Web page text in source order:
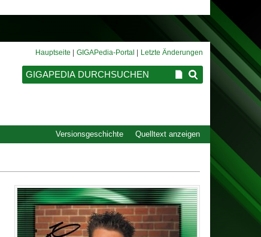
Quelltext anzeigen
Versionsgeschichte
Hauptseite GIGAPedia-Portal Letzte Änderungen